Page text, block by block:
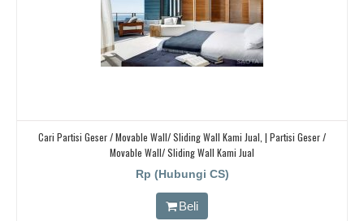
Cari Partisi Geser / Movable Wall/ Sliding Wall Kami Jual, | Partisi Geser /
Movable Wall/ Sliding Wall Kami Jual
Rp (Hubungi CS)
Beli